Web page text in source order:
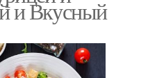
и Вкусный